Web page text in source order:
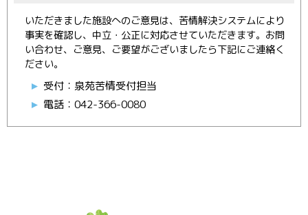
いただきました施設へのご意見は、苦情解決システムにより
事実を確認し、中立・公正に対応させていただきます。お問
い合わせ、ご意見、ご要望がございましたら下記にご連絡く
ださい。
受付：泉苑苦情受付担当
電話：042-366-0080